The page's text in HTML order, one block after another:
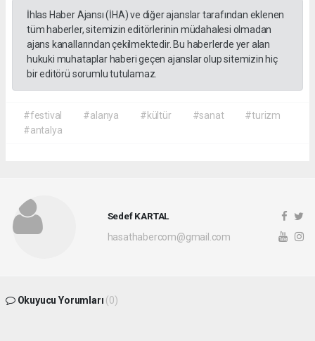
İhlas Haber Ajansı (İHA) ve diğer ajanslar tarafından eklenen
tüm haberler, sitemizin editörlerinin müdahalesi olmadan
ajans kanallarından çekilmektedir. Bu haberlerde yer alan
hukuki muhataplar haberi geçen ajanslar olup sitemizin hiç
bir editörü sorumlu tutulamaz.
#festival #alanya #kültür #sanat
#turizm
#antalya
Sedef KARTAL
hasathabercom@gmail.com
Okuyucu Yorumları (0)